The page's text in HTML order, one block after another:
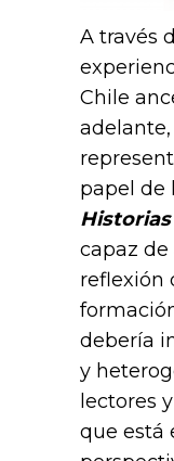
A través
Chile
papel de
capaz
reflexión
debería
y
lectores
que está